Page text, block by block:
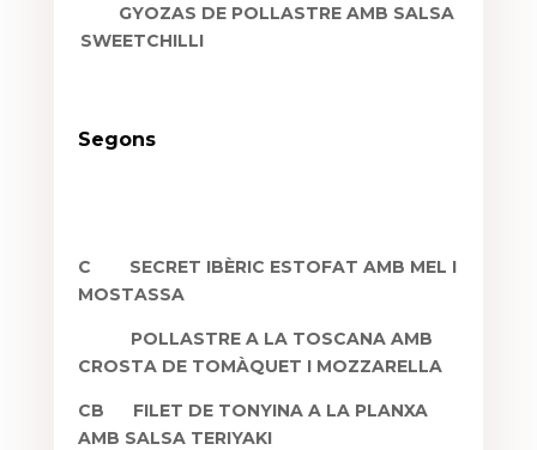
GYOZAS DE POLLASTRE AMB SALSA
SWEETCHILLI
Segons
C SECRET IBÈRIC ESTOFAT AMB MEL I
MOSTASSA
POLLASTRE A LA TOSCANA AMB
CROSTA DE TOMÀQUET I MOZZARELLA
CB FILET DE TONYINA A LA PLANXA
AMB SALSA TERIYAKI